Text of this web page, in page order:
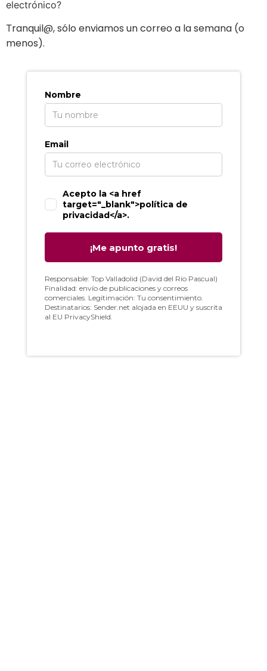
electrónico?
Tranquil@, sólo enviamos un correo a la semana (o
menos).